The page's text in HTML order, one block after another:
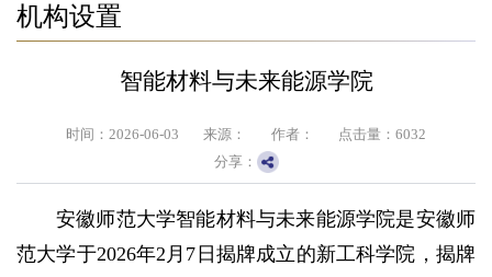
机构设置
智能材料与未来能源学院
时间：2026-06-03 来源： 作者： 点击量：6032
分享：
安徽师范大学智能材料与未来能源学院是安徽师
范大学于2026年2月7日揭牌成立的新工科学院，揭牌